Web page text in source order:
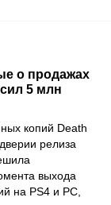
о продажах
5 млн
копий Death
релиза
выхода
на PS4 и PC,